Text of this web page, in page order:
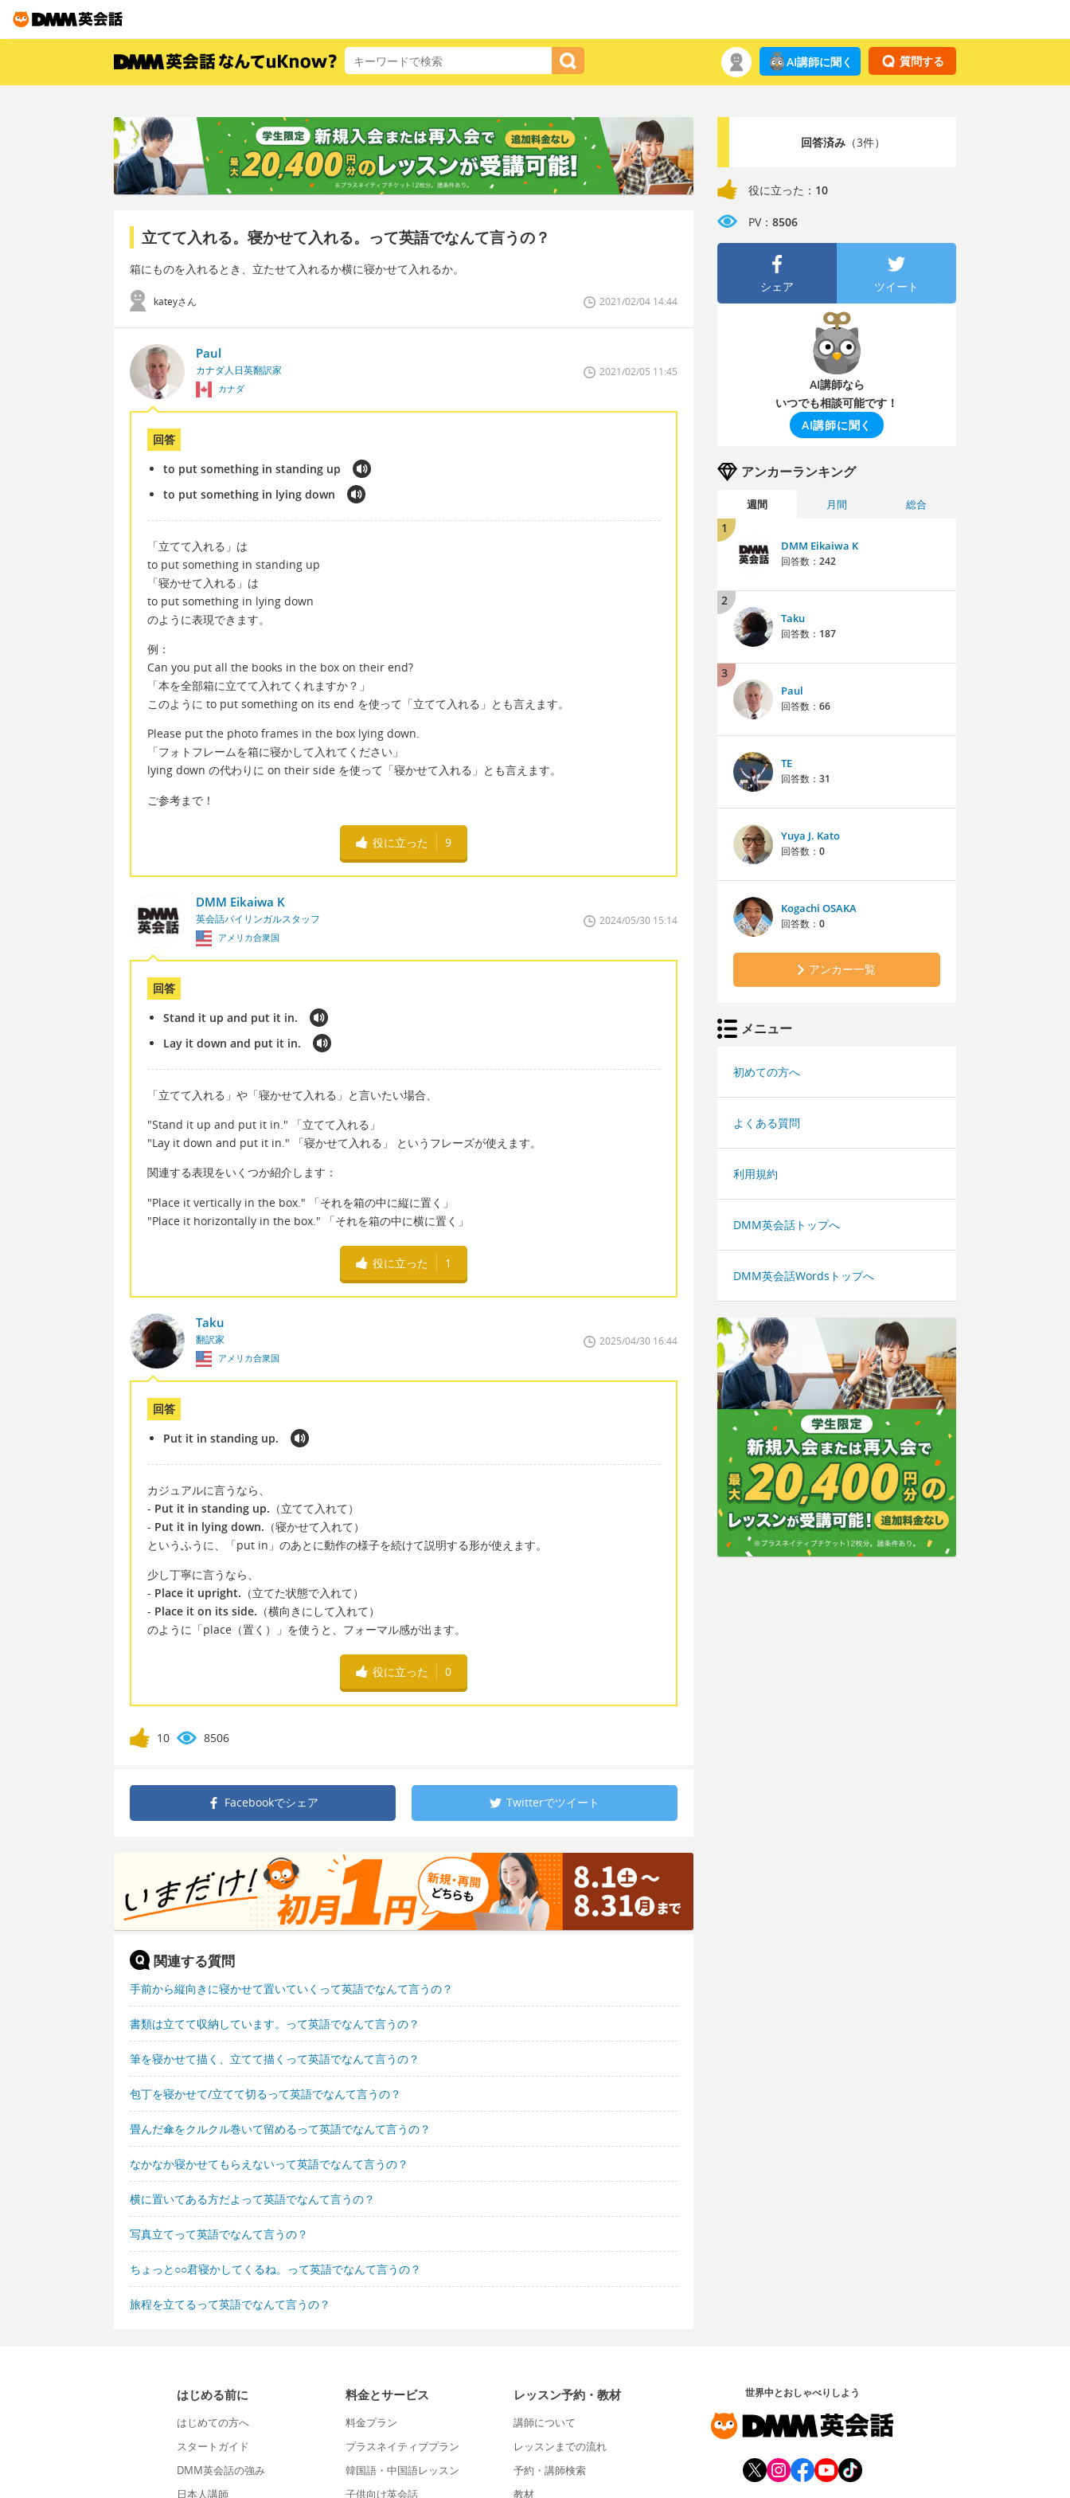
質問する
AI講師に聞く
立てて入れる。寝かせて入れる。って英語でなんて言うの？
箱にものを入れるとき、立たせて入れるか横に寝かせて入れるか。
kateyさん 2021/02/04 14:44
Paul
カナダ人日英翻訳家
カナダ
2021/02/05 11:45
回答
to put something in standing up
to put something in lying down
「立てて入れる」は
to put something in standing up
「寝かせて入れる」は
to put something in lying down
のように表現できます。
例：
Can you put all the books in the box on their end?
「本を全部箱に立てて入れてくれますか？」
このように to put something on its end を使って「立てて入れる」とも言えます。
Please put the photo frames in the box lying down.
「フォトフレームを箱に寝かして入れてください」
lying down の代わりに on their side を使って「寝かせて入れる」とも言えます。
ご参考まで！
役に立った 9
DMM Eikaiwa K
英会話バイリンガルスタッフ
アメリカ合衆国
2024/05/30 15:14
回答
Stand it up and put it in.
Lay it down and put it in.
「立てて入れる」や「寝かせて入れる」と言いたい場合、
"Stand it up and put it in." 「立てて入れる」
"Lay it down and put it in." 「寝かせて入れる」 というフレーズが使えます。
関連する表現をいくつか紹介します：
"Place it vertically in the box." 「それを箱の中に縦に置く」
"Place it horizontally in the box." 「それを箱の中に横に置く」
役に立った 1
Taku
翻訳家
アメリカ合衆国
2025/04/30 16:44
回答
Put it in standing up.
カジュアルに言うなら、
- Put it in standing up. （立てて入れて）
- Put it in lying down. （寝かせて入れて）
というふうに、「put in」のあとに動作の様子を続けて説明する形が使えます。
少し丁寧に言うなら、
- Place it upright. （立てた状態で入れて）
- Place it on its side. （横向きにして入れて）
のように「place（置く）」を使うと、フォーマル感が出ます。
役に立った 0
10 8506
Facebookでシェア Twitterでツイート
関連する質問
手前から縦向きに寝かせて置いていくって英語でなんて言うの？
書類は立てて収納しています。って英語でなんて言うの？
筆を寝かせて描く、立てて描くって英語でなんて言うの？
包丁を寝かせて/立てて切るって英語でなんて言うの？
畳んだ傘をクルクル巻いて留めるって英語でなんて言うの？
なかなか寝かせてもらえないって英語でなんて言うの？
横に置いてある方だよって英語でなんて言うの？
写真立てって英語でなんて言うの？
ちょっと○○君寝かしてくるね。って英語でなんて言うの？
旅程を立てるって英語でなんて言うの？
回答済み（3件）
役に立った： 10
PV： 8506
シェア ツイート
AI講師なら
いつでも相談可能です！
AI講師に聞く
アンカーランキング
週間 月間 総合
1
DMM Eikaiwa K
回答数： 242
2
Taku
回答数： 187
3
Paul
回答数： 66
TE
回答数： 31
Yuya J. Kato
回答数： 0
Kogachi OSAKA
回答数： 0
アンカー一覧
メニュー
初めての方へ
よくある質問
利用規約
DMM英会話トップへ
DMM英会話Wordsトップへ
はじめる前に
はじめての方へ
スタートガイド
DMM英会話の強み
日本人講師
料金とサービス
料金プラン
プラスネイティブプラン
韓国語・中国語レッスン
子供向け英会話
レッスン予約・教材
講師について
レッスンまでの流れ
予約・講師検索
教材
世界中とおしゃべりしよう